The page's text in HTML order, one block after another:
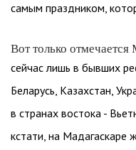
самым праздником,
Вот только
сейчас лишь в бывших
Беларусь, Казахстан,
в странах востока -
кстати, на Мадагаскаре